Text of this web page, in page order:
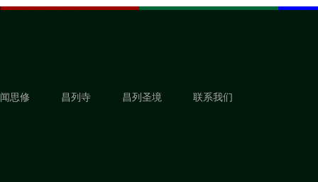
闻思修 昌列寺 昌列圣境 联系我们